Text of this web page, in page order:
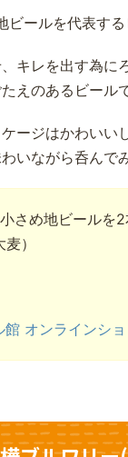
ールを代表する
キレを出す為に
えのあるビールで
ージはかわいい
いながら呑んで
さめ地ビールを
）
館 オンラインシ